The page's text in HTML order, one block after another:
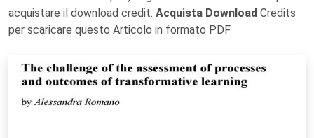
acquistare il download credit. Acquista Download Credits
per scaricare questo Articolo in formato PDF